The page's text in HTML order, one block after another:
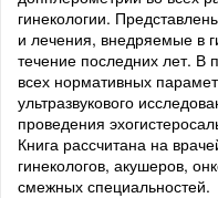
гинекологии.
и лечения, внедряемые в
течение последних лет.
всех нормативных
ультразвукового
проведения
Книга рассчитана на
гинекологов, акушеров,
смежных специальностей.